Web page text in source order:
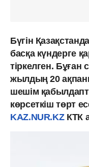
Бүгін
басқа күндерге
тіркелген. Бұған
жылдың 20
шешім
көрсеткіш төрт
KAZ.NUR.KZКТК